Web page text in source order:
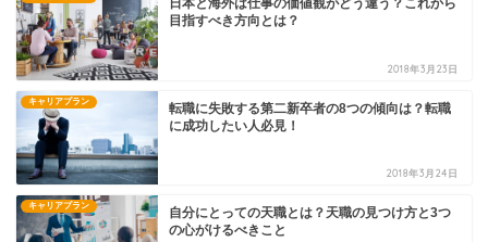
日本と海外は仕事の価値観がどう違う？これから
目指すべき方向とは？
2018年3月23日
キャリアプラン
転職に失敗する第二新卒者の8つの傾向は？転職
に成功したい人必見！
2018年3月24日
キャリアプラン
自分にとっての天職とは？天職の見つけ方と3つ
の心がけるべきこと